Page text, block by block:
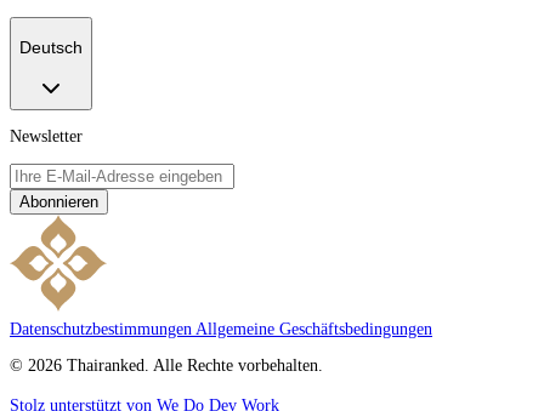
Deutsch
Newsletter
Abonnieren
Datenschutzbestimmungen Allgemeine Geschäftsbedingungen
© 2026 Thairanked. Alle Rechte vorbehalten.
Stolz unterstützt von We Do Dev Work